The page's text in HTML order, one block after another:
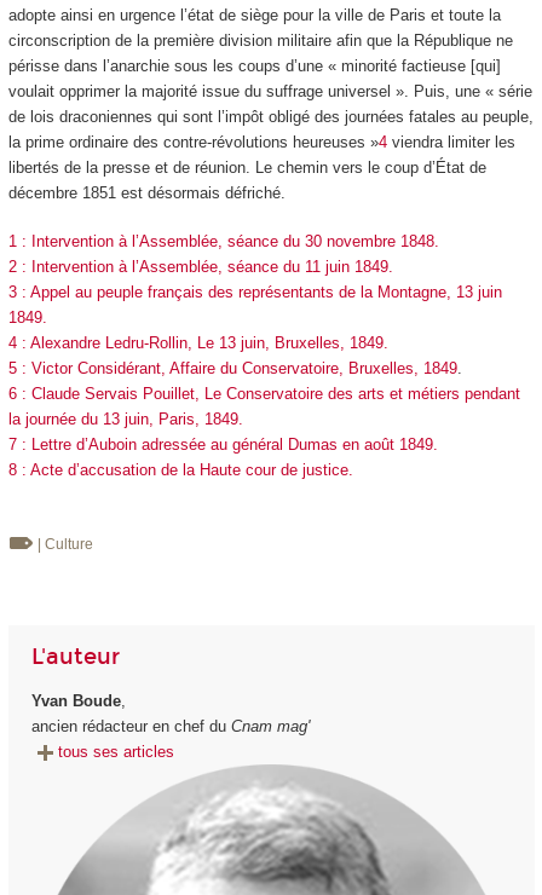
adopte ainsi en urgence l’état de siège pour la ville de Paris et toute la
circonscription de la première division militaire afin que la République ne
périsse dans l’anarchie sous les coups d’une « minorité factieuse [qui]
voulait opprimer la majorité issue du suffrage universel ». Puis, une « série
de lois draconiennes qui sont l’impôt obligé des journées fatales au peuple,
la prime ordinaire des contre-révolutions heureuses »4viendra limiter les
libertés de la presse et de réunion. Le chemin vers le coup d’État de
décembre 1851 est désormais défriché.
1 : Intervention à l’Assemblée, séance du 30 novembre 1848.
2 : Intervention à l’Assemblée, séance du 11 juin 1849.
3 : Appel au peuple français des représentants de la Montagne, 13 juin
1849.
4 : Alexandre Ledru-Rollin, Le 13 juin, Bruxelles, 1849.
5 : Victor Considérant, Affaire du Conservatoire, Bruxelles, 1849.
6 : Claude Servais Pouillet, Le Conservatoire des arts et métiers pendant
la journée du 13 juin, Paris, 1849.
7 : Lettre d’Auboin adressée au général Dumas en août 1849.
8 : Acte d’accusation de la Haute cour de justice.
| Culture
L'auteur
Yvan Boude,
ancien rédacteur en chef du Cnam mag'
tous ses articles